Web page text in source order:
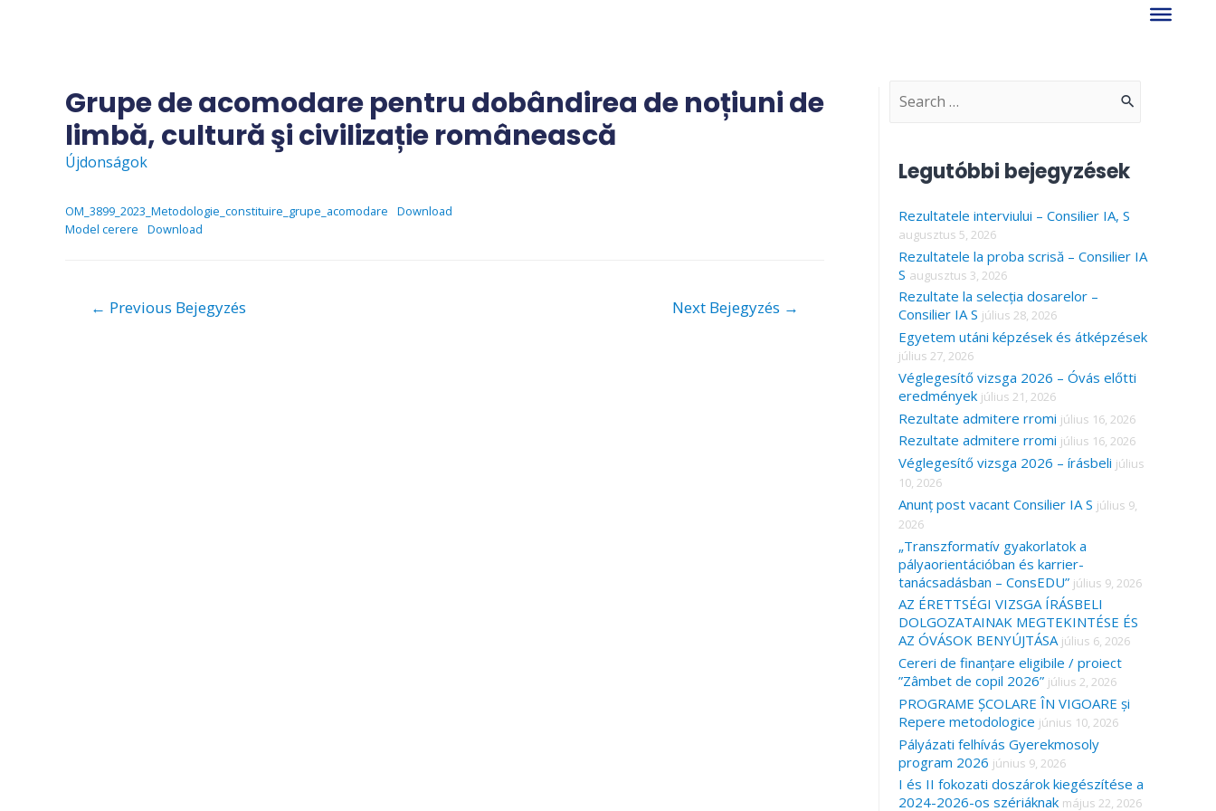
Grupe de acomodare pentru dobândirea de noțiuni de
limbă, cultură şi civilizație românească
Újdonságok
OM_3899_2023_Metodologie_constituire_grupe_acomodare
Download
Model cerere
Download
Bejegyzés
← Previous Bejegyzés Next Bejegyzés →
S
c
h
f
o
r
:
Legutóbbi bejegyzések
Rezultatele interviului – Consilier IA, S
augusztus 5, 2026
Rezultatele la proba scrisă – Consilier IA
S augusztus 3, 2026
Rezultate la selecția dosarelor –
Consilier IA S július 28, 2026
Egyetem utáni képzések és átképzések
július 27, 2026
Véglegesítő vizsga 2026 – Óvás előtti
eredmények július 21, 2026
Rezultate admitere rromi július 16, 2026
Rezultate admitere rromi július 16, 2026
Véglegesítő vizsga 2026 – írásbeli július
10, 2026
Anunț post vacant Consilier IA S július 9,
2026
„Transzformatív gyakorlatok a
pályaorientációban és karrier-
tanácsadásban – ConsEDU” július 9, 2026
AZ ÉRETTSÉGI VIZSGA ÍRÁSBELI
DOLGOZATAINAK MEGTEKINTÉSE ÉS
AZ ÓVÁSOK BENYÚJTÁSA július 6, 2026
Cereri de finanțare eligibile / proiect
”Zâmbet de copil 2026” július 2, 2026
PROGRAME ȘCOLARE ÎN VIGOARE și
Repere metodologice június 10, 2026
Pályázati felhívás Gyerekmosoly
program 2026 június 9, 2026
I és II fokozati doszárok kiegészítése a
2024-2026-os szériáknak május 22, 2026